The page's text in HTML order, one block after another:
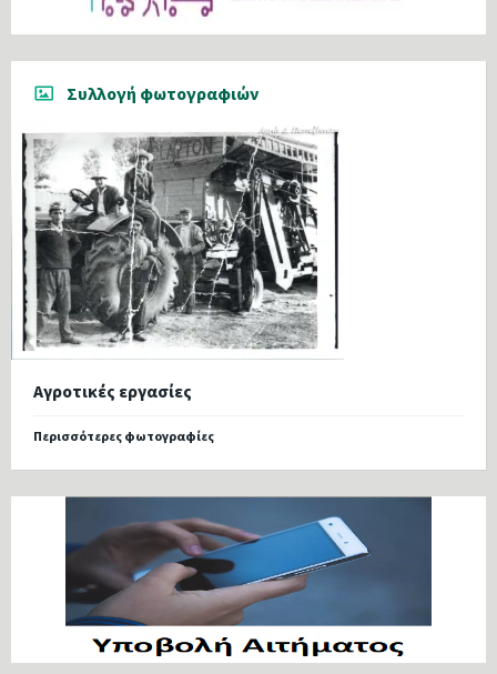
Συλλογή φωτογραφιών
Αγροτικές εργασίες
Περισσότερες φωτογραφίες